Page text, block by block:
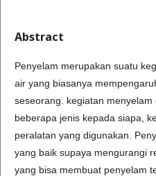
Abstract
Penyelam merupakan suatu
air yang biasanya
seseorang. kegiatan
beberapa jenis kepada siapa,
peralatan yang digunakan.
yang baik supaya mengurangi
yang bisa membuat penyelam